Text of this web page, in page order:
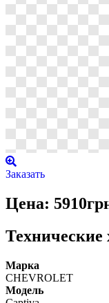
Заказать
Цена:
Технические
Марка
CHEVROLET
Модель